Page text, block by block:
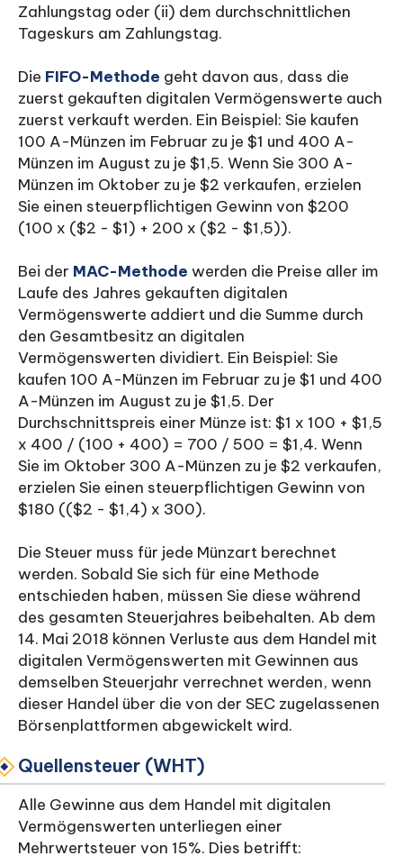
Zahlungstag oder (ii) dem durchschnittlichen
Tageskurs am Zahlungstag.
Die FIFO-Methode geht davon aus, dass die
zuerst gekauften digitalen Vermögenswerte auch
zuerst verkauft werden. Ein Beispiel: Sie kaufen
100 A-Münzen im Februar zu je $1 und 400 A-
Münzen im August zu je $1,5. Wenn Sie 300 A-
Münzen im Oktober zu je $2 verkaufen, erzielen
Sie einen steuerpflichtigen Gewinn von $200
(100 x ($2 - $1) + 200 x ($2 - $1,5)).
Bei der MAC-Methode werden die Preise aller im
Laufe des Jahres gekauften digitalen
Vermögenswerte addiert und die Summe durch
den Gesamtbesitz an digitalen
Vermögenswerten dividiert. Ein Beispiel: Sie
kaufen 100 A-Münzen im Februar zu je $1 und 400
A-Münzen im August zu je $1,5. Der
Durchschnittspreis einer Münze ist: $1 x 100 + $1,5
x 400 / (100 + 400) = 700 / 500 = $1,4. Wenn
Sie im Oktober 300 A-Münzen zu je $2 verkaufen,
erzielen Sie einen steuerpflichtigen Gewinn von
$180 (($2 - $1,4) x 300).
Die Steuer muss für jede Münzart berechnet
werden. Sobald Sie sich für eine Methode
entschieden haben, müssen Sie diese während
des gesamten Steuerjahres beibehalten. Ab dem
14. Mai 2018 können Verluste aus dem Handel mit
digitalen Vermögenswerten mit Gewinnen aus
demselben Steuerjahr verrechnet werden, wenn
dieser Handel über die von der SEC zugelassenen
Börsenplattformen abgewickelt wird.
Quellensteuer (WHT)
Alle Gewinne aus dem Handel mit digitalen
Vermögenswerten unterliegen einer
Mehrwertsteuer von 15%. Dies betrifft: